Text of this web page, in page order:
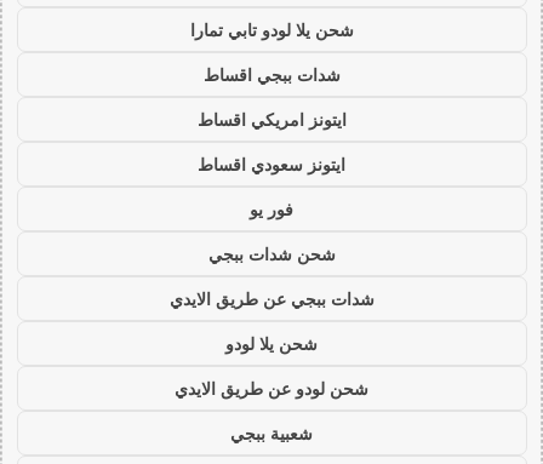
شحن يلا لودو تابي تمارا
شدات ببجي اقساط
ايتونز امريكي اقساط
ايتونز سعودي اقساط
فور يو
شحن شدات ببجي
شدات ببجي عن طريق الايدي
شحن يلا لودو
شحن لودو عن طريق الايدي
شعبية ببجي